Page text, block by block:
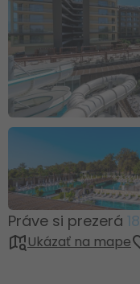
Práve si prezerá 18
Ukázať na mape